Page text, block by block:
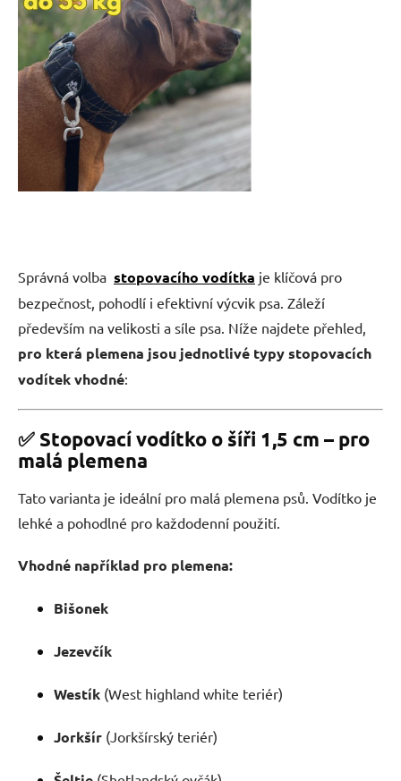
Správná volba stopovacího vodítka je klíčová pro
bezpečnost, pohodlí i efektivní výcvik psa. Záleží
především na velikosti a síle psa. Níže najdete přehled,
pro která plemena jsou jednotlivé typy stopovacích
vodítek vhodné:
✅ Stopovací vodítko o šíři 1,5 cm – pro
malá plemena
Tato varianta je ideální pro malá plemena psů. Vodítko je
lehké a pohodlné pro každodenní použití.
Vhodné například pro plemena:
Bišonek
Jezevčík
Westík (West highland white teriér)
Jorkšír (Jorkšírský teriér)